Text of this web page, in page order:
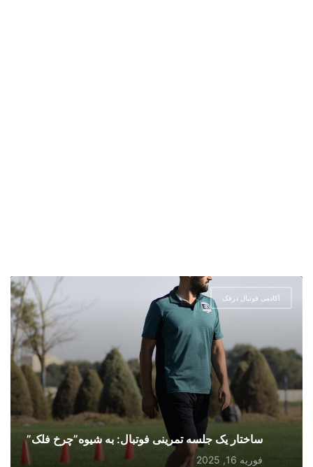
آکادمی فوتبال درفک
ساختار یک جلسه تمرینی فوتبال: به شیوه”چرخ فلک”
فوریه 16, 2025